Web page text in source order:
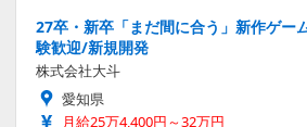
27卒・新卒「まだ間に合う」新作ゲー
験歓迎/新規開発
株式会社大斗
愛知県
月給25万4,400円～32万円